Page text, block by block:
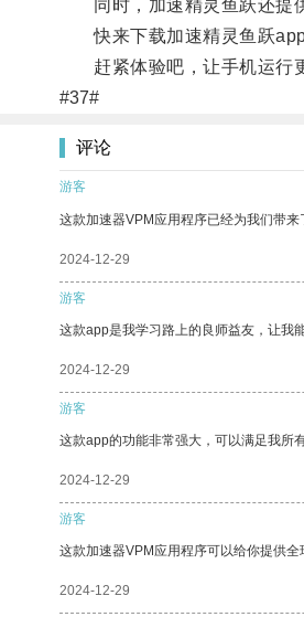
同时，加速精灵鱼跃还提供
快来下载加速精灵鱼跃app
赶紧体验吧，让手机运行更
#37#
评论
游客
这款加速器VPM应用程序已经为我们带来
2024-12-29
游客
这款app是我学习路上的良师益友，让我
2024-12-29
游客
这款app的功能非常强大，可以满足我所
2024-12-29
游客
这款加速器VPM应用程序可以给你提供全
2024-12-29